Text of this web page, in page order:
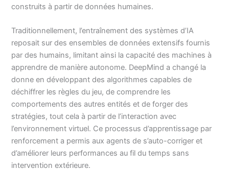
construits à partir de données humaines.
Traditionnellement, l’entraînement des systèmes d’IA
reposait sur des ensembles de données extensifs fournis
par des humains, limitant ainsi la capacité des machines à
apprendre de manière autonome. DeepMind a changé la
donne en développant des algorithmes capables de
déchiffrer les règles du jeu, de comprendre les
comportements des autres entités et de forger des
stratégies, tout cela à partir de l’interaction avec
l’environnement virtuel. Ce processus d’apprentissage par
renforcement a permis aux agents de s’auto-corriger et
d’améliorer leurs performances au fil du temps sans
intervention extérieure.